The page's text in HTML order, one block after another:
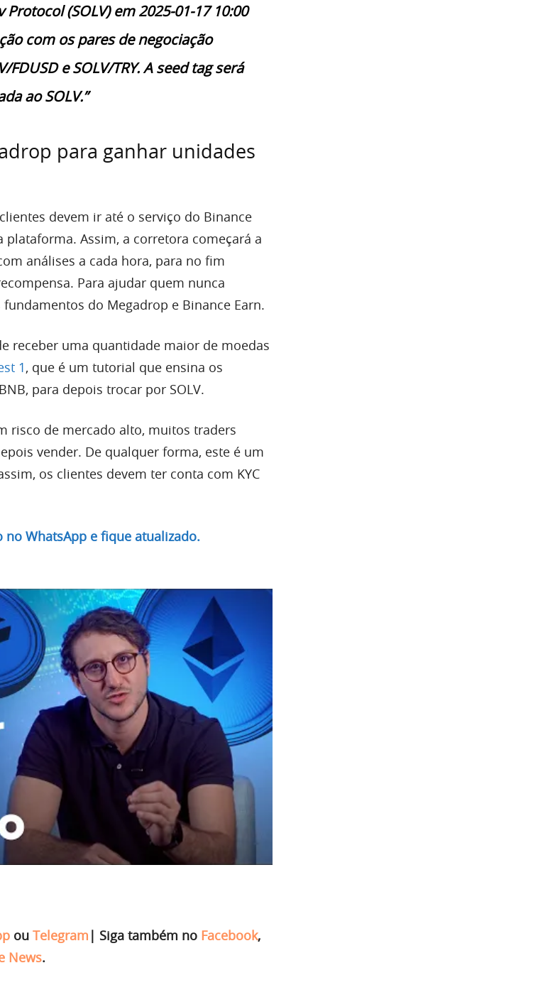
(SOLV) em 2025-01-17 10:00
com os pares de negociação
FDUSD e SOLV/TRY. A seed tag será
ao SOLV.”
para ganhar unidades
devem ir até o serviço do Binance
plataforma. Assim, a corretora começará a
análises a cada hora, para no fim
Para ajudar quem nunca
fundamentos do Megadrop e Binance Earn.
receber uma quantidade maior de moedas
1, que é um tutorial que ensina os
para depois trocar por SOLV.
risco de mercado alto, muitos traders
vender. De qualquer forma, este é um
os clientes devem ter conta com KYC
no WhatsApp e fique atualizado.
ou Telegram | Siga também no Facebook,
News.